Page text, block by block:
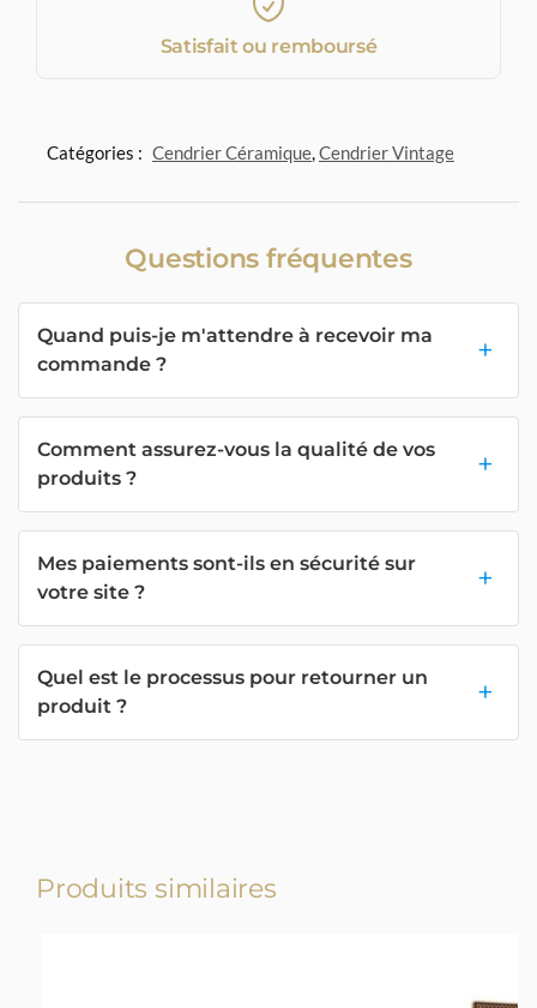
Satisfait ou remboursé
Catégories : Cendrier Céramique,Cendrier Vintage
Questions fréquentes
Quand puis-je m'attendre à recevoir ma
commande ?
Comment assurez-vous la qualité de vos
produits ?
Mes paiements sont-ils en sécurité sur
votre site ?
Quel est le processus pour retourner un
produit ?
Produits similaires